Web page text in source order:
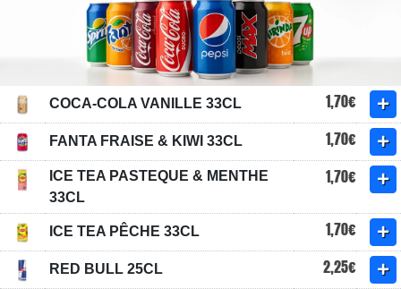
COCA-COLA VANILLE 33CL 1,70€
FANTA FRAISE & KIWI 33CL 1,70€
ICE TEA PASTEQUE & MENTHE
33CL
1,70€
ICE TEA PÊCHE 33CL 1,70€
RED BULL 25CL 2,25€